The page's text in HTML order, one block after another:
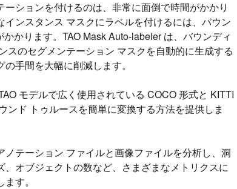
ションを付けるのは、非常に面倒で時間がかかり
インスタンス マスクにラベルを付けるには、バウン
かります。TAO Mask Auto-labeler は、バウンディ
スのセグメンテーション マスクを自動的に生成する
手間を大幅に削減します。
モデルで広く使用されている COCO 形式と KITTI
ンド トゥルースを簡単に変換する方法を提供しま
テーション ファイルと画像ファイルを分析し、洞
オブジェクトの数など、さまざまなメトリクスに
す。